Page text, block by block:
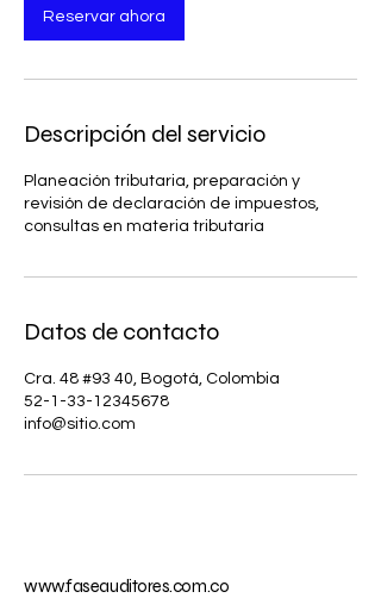
Reservar ahora
Descripción del servicio
Planeación tributaria, preparación y
revisión de declaración de impuestos,
consultas en materia tributaria
Datos de contacto
Cra. 48 #93 40, Bogotá, Colombia
52-1-33-12345678
info@sitio.com
www.faseauditores.com.co